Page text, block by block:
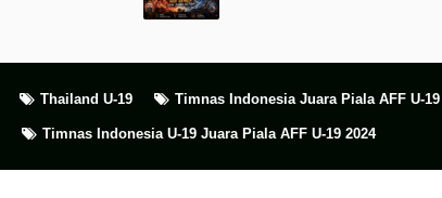
Thailand U-19 Timnas Indonesia Juara Piala AFF U-19
Timnas Indonesia U-19 Juara Piala AFF U-19 2024